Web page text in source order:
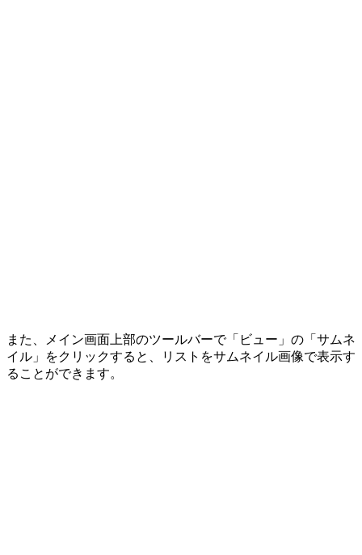
また、メイン画面上部のツールバーで「ビュー」の「サムネ
イル」をクリックすると、リストをサムネイル画像で表示す
ることができます。